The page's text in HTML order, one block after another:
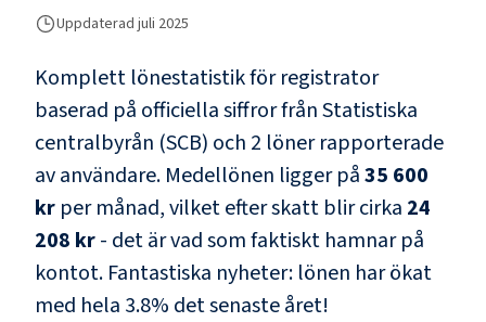
Uppdaterad juli 2025
Komplett lönestatistik förregistrator
baserad på officiella siffror från Statistiska
centralbyrån (SCB) och 2 löner rapporterade
av användare. Medellönen ligger på35 600
kr per månad, vilket efter skatt blir cirka 24
208 kr- det är vad som faktiskt hamnar på
kontot. Fantastiska nyheter: lönen har ökat
med hela 3.8% det senaste året!